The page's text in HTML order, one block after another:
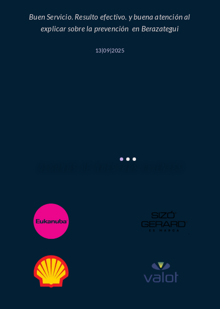
Buen Servicio. Resulto efectivo. y buena atención al
explicar sobre la prevención en Berazategui
13|09|2025